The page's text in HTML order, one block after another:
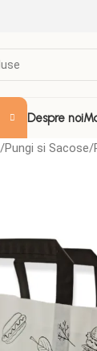
Despre noi
Pungi si Sacose